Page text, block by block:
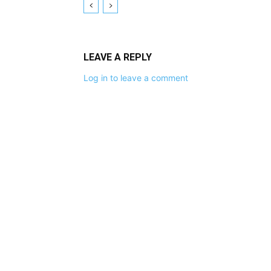
LEAVE A REPLY
Log in to leave a comment